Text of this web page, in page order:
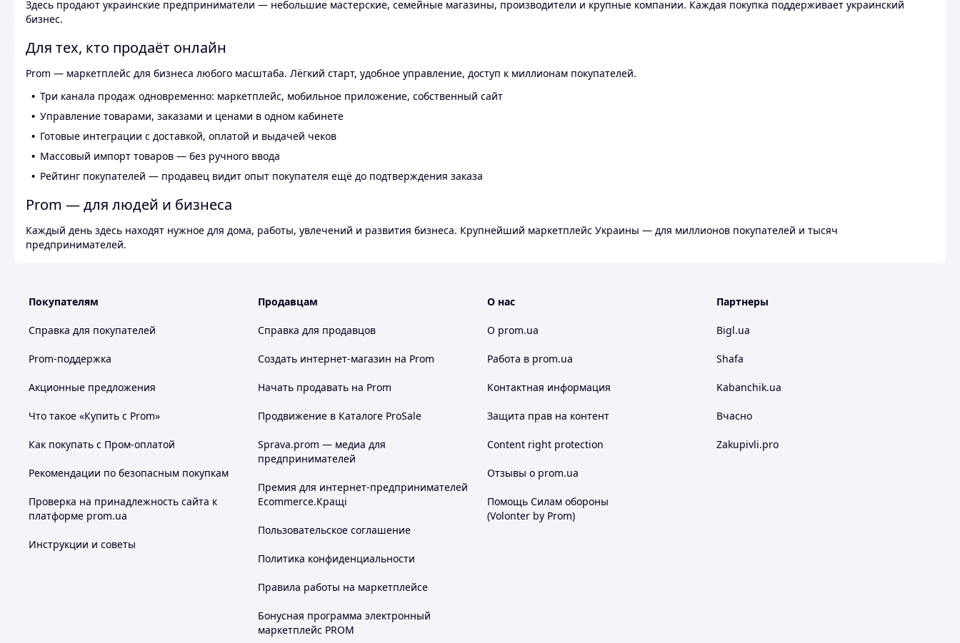
Здесь продают украинские предприниматели — небольшие мастерские, семейные магазины, производители и крупные компании. Каждая покупка поддерживает украинский
бизнес.
Для тех, кто продаёт онлайн
Prom — маркетплейс для бизнеса любого масштаба. Лёгкий старт, удобное управление, доступ к миллионам покупателей.
Три канала продаж одновременно: маркетплейс, мобильное приложение, собственный сайт
Управление товарами, заказами и ценами в одном кабинете
Готовые интеграции с доставкой, оплатой и выдачей чеков
Массовый импорт товаров — без ручного ввода
Рейтинг покупателей — продавец видит опыт покупателя ещё до подтверждения заказа
Prom — для людей и бизнеса
Каждый день здесь находят нужное для дома, работы, увлечений и развития бизнеса. Крупнейший маркетплейс Украины — для миллионов покупателей и тысяч
предпринимателей.
Покупателям
Справка для покупателей
Prom-поддержка
Акционные предложения
Что такое «Купить с Prom»
Как покупать с Пром-оплатой
Рекомендации по безопасным покупкам
Проверка на принадлежность сайта к
платформе prom.ua
Инструкции и советы
Продавцам
Справка для продавцов
Создать интернет-магазин на Prom
Начать продавать на Prom
Продвижение в Каталоге ProSale
Sprava.prom — медиа для
предпринимателей
Премия для интернет-предпринимателей
Ecommerce.Кращі
Пользовательское соглашение
Политика конфиденциальности
Правила работы на маркетплейсе
Бонусная программа электронный
маркетплейс PROM
О нас
О prom.ua
Работа в prom.ua
Контактная информация
Защита прав на контент
Content right protection
Отзывы о prom.ua
Помощь Силам обороны
(Volonter by Prom)
Партнеры
Bigl.ua
Shafa
Kabanchik.ua
Вчасно
Zakupivli.pro